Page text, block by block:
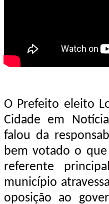
O Prefeito eleito
Cidade em
falou da
bem votado o
referente
município
oposição ao